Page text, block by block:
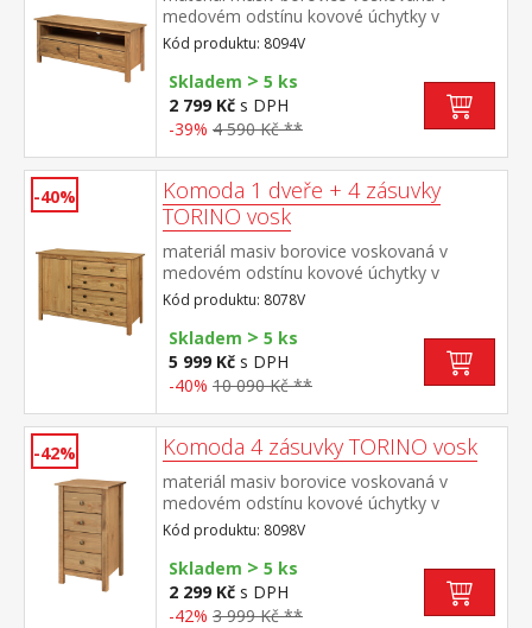
medovém odstínu kovové úchytky v
barevném provedení černěná mosaz 2
zásuvky s kovovými pojezdy, 1
police maximální doporučené zatížení horní
desky do 50 kg
Kód produktu: 8094V
Skladem > 5 ks
2 799 Kč s DPH
-39% 4 590 Kč **
-40%
Komoda 1 dveře + 4 zásuvky
TORINO vosk
materiál masiv borovice voskovaná v
medovém odstínu kovové úchytky v
barevném provedení černěná mosaz 1
dvířka a 4 zásuvky s kovovými pojezdy
Kód produktu: 8078V
Skladem > 5 ks
5 999 Kč s DPH
-40% 10 090 Kč **
-42% Komoda 4 zásuvky TORINO vosk
materiál masiv borovice voskovaná v
medovém odstínu kovové úchytky v
barevném provedení černěná mosaz 4
zásuvky s kovovými pojezdy
Kód produktu: 8098V
Skladem > 5 ks
2 299 Kč s DPH
-42% 3 999 Kč **